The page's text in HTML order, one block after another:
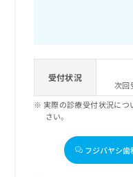
受付状況
次回
実際の診療受付状況に
さい。
フジバヤシ